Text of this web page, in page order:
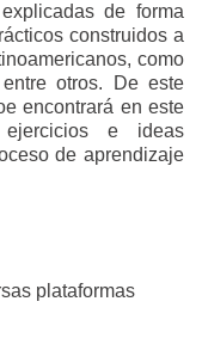
de forma
construidos a
como
otros. De este
encontrará en este
ejercicios e ideas
de aprendizaje
plataformas